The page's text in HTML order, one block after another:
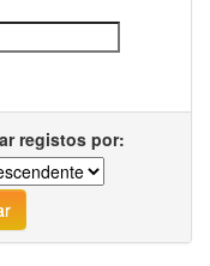
registos por: